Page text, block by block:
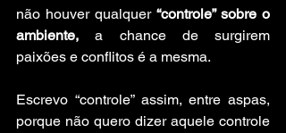
não houver qualquer “controle” sobre o
ambiente, a chance de surgirem
paixões e conflitos é a mesma.
Escrevo “controle” assim, entre aspas,
porque não quero dizer aquele controle